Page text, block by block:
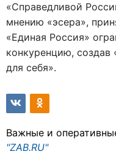
«Справедливой
мнению «эсера»,
«Единая Россия»
конкуренцию, создав
для себя».
Важные и
"ZAB.RU"